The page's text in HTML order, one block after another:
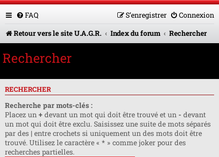
FAQ Connexion
S’enregistrer
Retour vers le site U.A.G.R.
Index du forum Rechercher
Rechercher
RECHERCHER
Recherche par mots-clés :
Placez un + devant un mot qui doit être trouvé et un - devant
un mot qui doit être exclu. Saisissez une suite de mots séparés
par des | entre crochets si uniquement un des mots doit être
trouvé. Utilisez le caractère « * » comme joker pour des
recherches partielles.